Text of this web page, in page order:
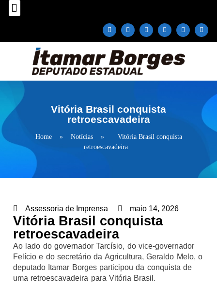
Vitória Brasil conquista
retroescavadeira
Home » Notícias »
Vitória Brasil conquista
retroescavadeira
Assessoria de Imprensa maio 14, 2026
Vitória Brasil conquista
retroescavadeira
Ao lado do governador Tarcísio, do vice-governador
Felício e do secretário da Agricultura, Geraldo Melo, o
deputado Itamar Borges participou da conquista de
uma retroescavadeira para Vitória Brasil.